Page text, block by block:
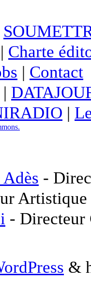
| Charte
| Contact
|
|
-
-
&